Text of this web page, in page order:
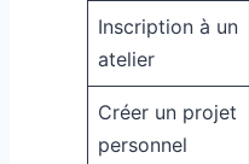
Inscription à un
atelier
Créer un projet
personnel